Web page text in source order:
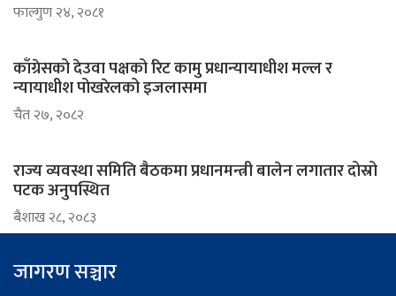
फाल्गुण २४, २०८१
काँग्रेसको देउवा पक्षको रिट कामु प्रधान्यायाधीश मल्ल र
न्यायाधीश पोखरेलको इजलासमा
चैत २७, २०८२
राज्य व्यवस्था समिति बैठकमा प्रधानमन्त्री बालेन लगातार दोस्रो
पटक अनुपस्थित
ब‌ैशाख २८, २०८३
जागरण सञ्चार